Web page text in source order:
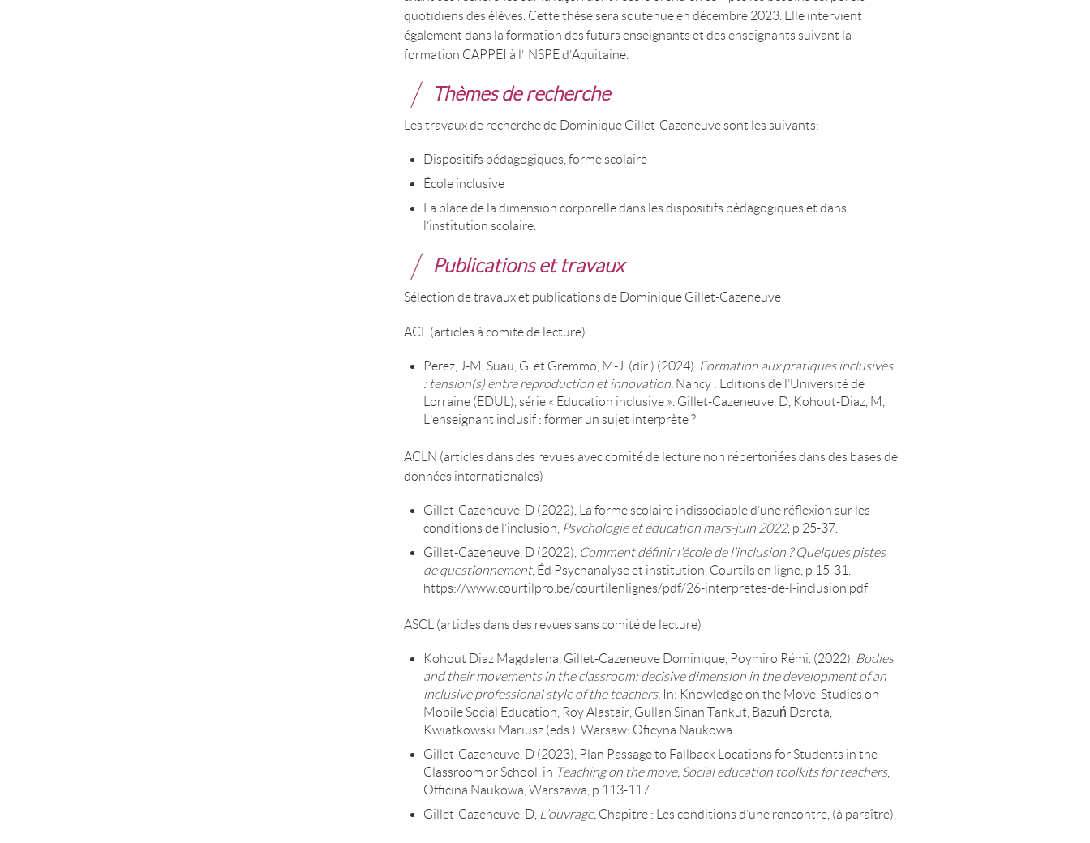
quotidiens des élèves. Cette thèse sera soutenue en décembre 2023. Elle intervient
également dans la formation des futurs enseignants et des enseignants suivant la
formation CAPPEI à l’INSPE d’Aquitaine.
Thèmes de recherche
Les travaux de recherche de Dominique Gillet-Cazeneuve sont les suivants:
Dispositifs pédagogiques, forme scolaire
École inclusive
La place de la dimension corporelle dans les dispositifs pédagogiques et dans
l’institution scolaire.
Publications et travaux
Sélection de travaux et publications de Dominique Gillet-Cazeneuve
ACL (articles à comité de lecture)
Perez, J-M, Suau, G. et Gremmo, M-J. (dir.) (2024). Formation aux pratiques inclusives
: tension(s) entre reproduction et innovation. Nancy : Editions de l’Université de
Lorraine (EDUL), série « Education inclusive ». Gillet-Cazeneuve, D, Kohout-Diaz, M,
L’enseignant inclusif : former un sujet interprète ?
ACLN (articles dans des revues avec comité de lecture non répertoriées dans des bases de
données internationales)
Gillet-Cazeneuve, D (2022), La forme scolaire indissociable d’une réflexion sur les
conditions de l’inclusion, Psychologie et éducation mars-juin 2022, p 25-37.
Gillet-Cazeneuve, D (2022), Comment définir l’école de l’inclusion ? Quelques pistes
de questionnement, Éd Psychanalyse et institution, Courtils en ligne, p 15-31.
https://www.courtilpro.be/courtilenlignes/pdf/26-interpretes-de-l-inclusion.pdf
ASCL (articles dans des revues sans comité de lecture)
Kohout Diaz Magdalena, Gillet-Cazeneuve Dominique, Poymiro Rémi. (2022). Bodies
and their movements in the classroom: decisive dimension in the development of an
inclusive professional style of the teachers. In: Knowledge on the Move. Studies on
Mobile Social Education, Roy Alastair, Güllan Sinan Tankut, Bazuń Dorota,
Kwiatkowski Mariusz (eds.). Warsaw: Oficyna Naukowa.
Gillet-Cazeneuve, D (2023), Plan Passage to Fallback Locations for Students in the
Classroom or School, in Teaching on the move, Social education toolkits for teachers,
Officina Naukowa, Warszawa, p 113-117.
Gillet-Cazeneuve, D, L’ouvrage, Chapitre : Les conditions d’une rencontre, (à paraître).